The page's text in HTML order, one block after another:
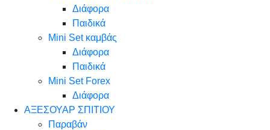
Διάφορα
Παιδικά
Mini Set καμβάς
Διάφορα
Παιδικά
Mini Set Forex
Διάφορα
ΑΞΕΣΟΥΑΡ ΣΠΙΤΙΟΥ
Παραβάν